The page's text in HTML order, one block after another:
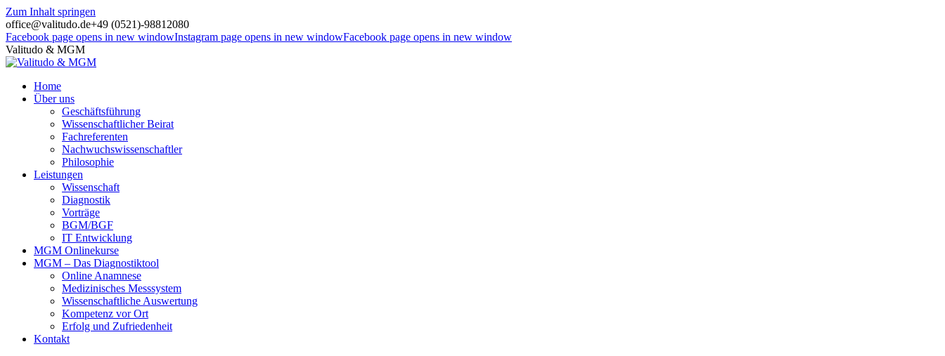
Zum Inhalt springen
office@valitudo.de+49 (0521)-98812080
Facebook page opens in new windowInstagram page opens in new windowFacebook page opens in new window
Valitudo & MGM
Home
Über uns
Geschäftsführung
Wissenschaftlicher Beirat
Fachreferenten
Nachwuchswissenschaftler
Philosophie
Leistungen
Wissenschaft
Diagnostik
Vorträge
BGM/BGF
IT Entwicklung
MGM Onlinekurse
MGM – Das Diagnostiktool
Online Anamnese
Medizinisches Messsystem
Wissenschaftliche Auswertung
Kompetenz vor Ort
Erfolg und Zufriedenheit
Kontakt